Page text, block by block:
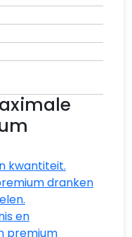
kwantiteit.
dranken
en
premium